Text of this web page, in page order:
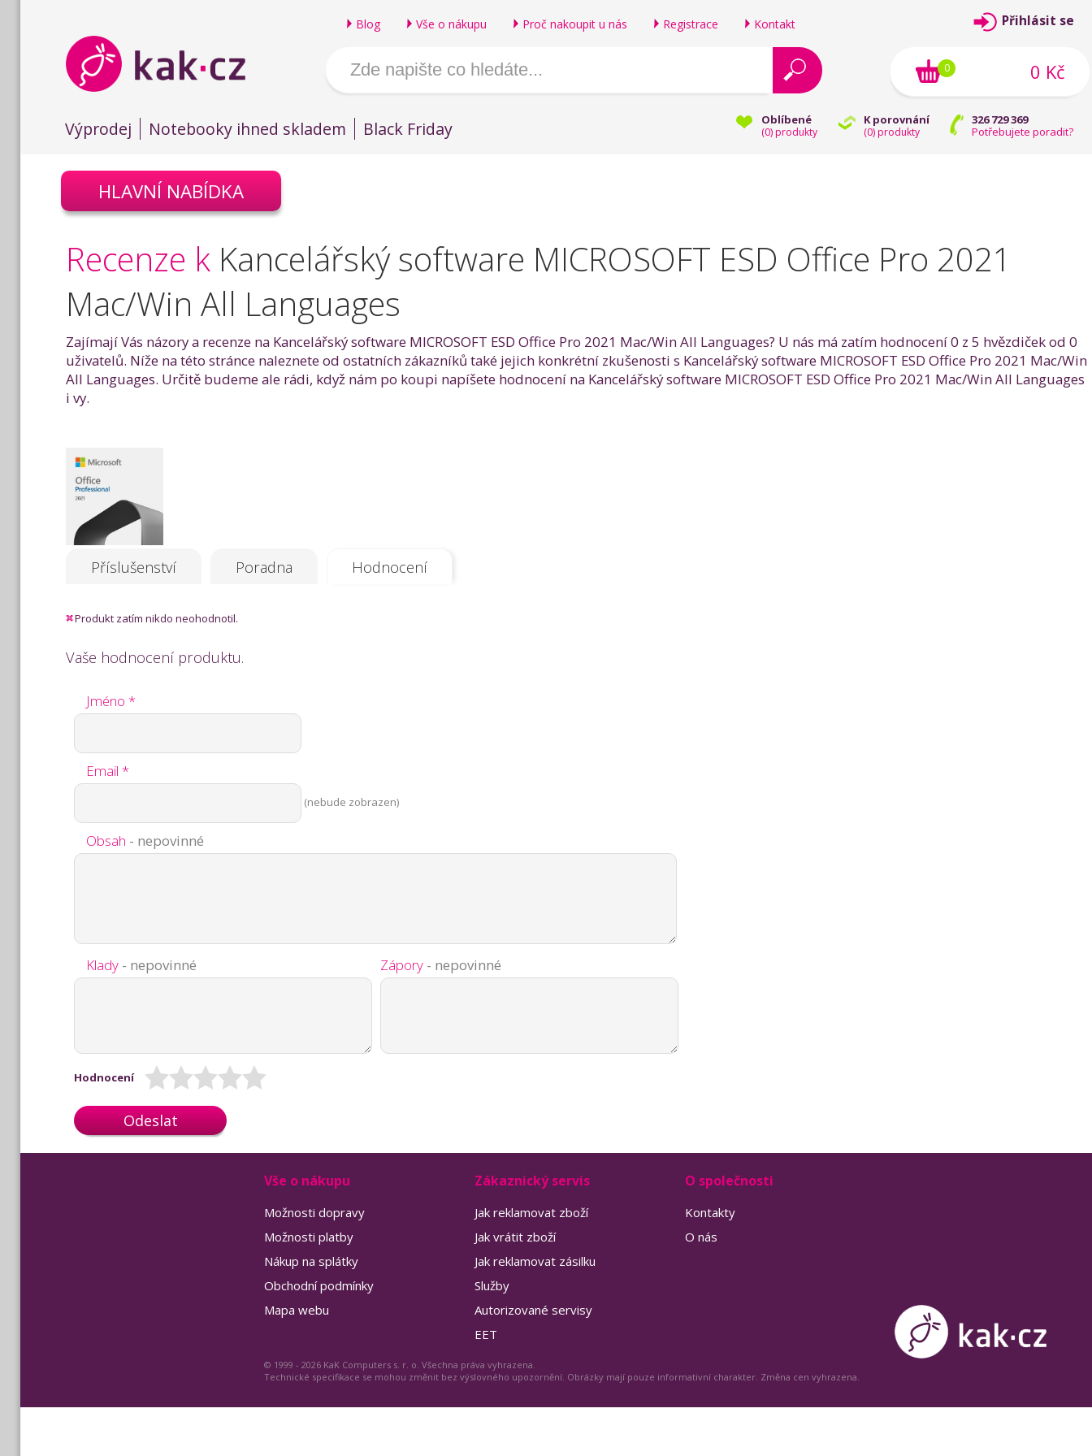
Blog Vše o nákupu Proč nakoupit u nás Registrace Kontakt
Oblíbené
(0) produkty
K porovnání
(0) produkty
326 729 369
Potřebujete poradit?
Výprodej Notebooky ihned skladem Black Friday
Přihlásit se
0 Kč
0
HLAVNÍ NABÍDKA
Recenze k Kancelářský software MICROSOFT ESD Office Pro 2021
Mac/Win All Languages
Zajímají Vás názory a recenze na Kancelářský software MICROSOFT ESD Office Pro 2021 Mac/Win All Languages? U nás má zatím hodnocení 0 z 5 hvězdiček od 0
uživatelů. Níže na této stránce naleznete od ostatních zákazníků také jejich konkrétní zkušenosti s Kancelářský software MICROSOFT ESD Office Pro 2021 Mac/Win
All Languages. Určitě budeme ale rádi, když nám po koupi napíšete hodnocení na Kancelářský software MICROSOFT ESD Office Pro 2021 Mac/Win All Languages
i vy.
Příslušenství Poradna Hodnocení
Produkt zatím nikdo neohodnotil.
Vaše hodnocení produktu.
Jméno *
Email *
(nebude zobrazen)
Obsah - nepovinné
Klady - nepovinné Zápory - nepovinné
Hodnocení
Odeslat
Vše o nákupu
Možnosti dopravy
Možnosti platby
Nákup na splátky
Obchodní podmínky
Mapa webu
Zákaznický servis
Jak reklamovat zboží
Jak vrátit zboží
Jak reklamovat zásilku
Služby
Autorizované servisy
EET
O společnosti
Kontakty
O nás
© 1999 - 2026 KaK Computers s. r. o. Všechna práva vyhrazena.
Technické specifikace se mohou změnit bez výslovného upozornění. Obrázky mají pouze informativní charakter. Změna cen vyhrazena.